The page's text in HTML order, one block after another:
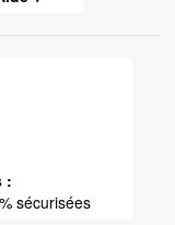
:
sécurisées